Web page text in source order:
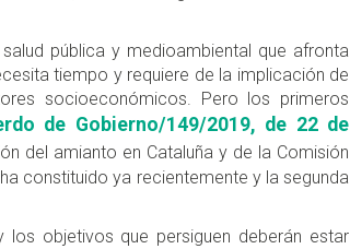
pública y medioambiental que afronta
tiempo y requiere de la implicación de
socioeconómicos. Pero los primeros
de Gobierno/149/2019, de 22 de
del amianto en Cataluña y de la Comisión
constituido ya recientemente y la segunda
objetivos que persiguen deberán estar